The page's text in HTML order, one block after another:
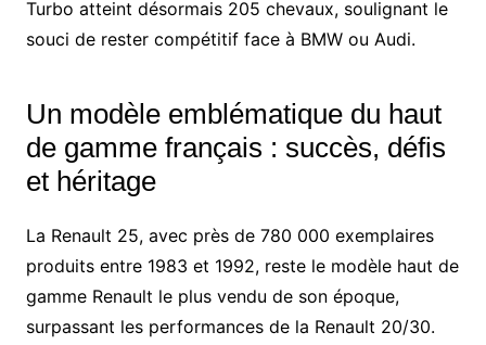
Turbo atteint désormais 205 chevaux, soulignant le
souci de rester compétitif face à BMW ou Audi.
Un modèle emblématique du haut
de gamme français : succès, défis
et héritage
La Renault 25, avec près de 780 000 exemplaires
produits entre 1983 et 1992, reste le modèle haut de
gamme Renault le plus vendu de son époque,
surpassant les performances de la Renault 20/30.